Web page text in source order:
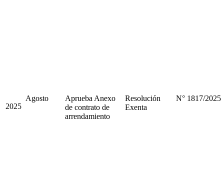
2025
Agosto
Aprueba Anexo
de contrato de
arrendamiento
Resolución
Exenta
N° 1817/2025